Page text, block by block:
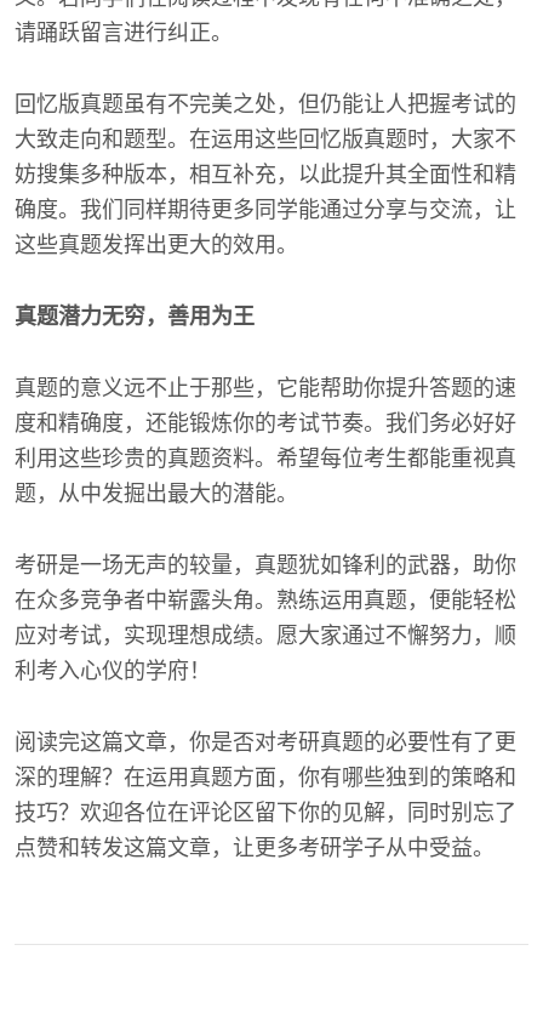
请踊跃留言进行纠正。
回忆版真题虽有不完美之处，但仍能让人把握考试的
大致走向和题型。在运用这些回忆版真题时，大家不
妨搜集多种版本，相互补充，以此提升其全面性和精
确度。我们同样期待更多同学能通过分享与交流，让
这些真题发挥出更大的效用。
真题潜力无穷，善用为王
真题的意义远不止于那些，它能帮助你提升答题的速
度和精确度，还能锻炼你的考试节奏。我们务必好好
利用这些珍贵的真题资料。希望每位考生都能重视真
题，从中发掘出最大的潜能。
考研是一场无声的较量，真题犹如锋利的武器，助你
在众多竞争者中崭露头角。熟练运用真题，便能轻松
应对考试，实现理想成绩。愿大家通过不懈努力，顺
利考入心仪的学府！
阅读完这篇文章，你是否对考研真题的必要性有了更
深的理解？在运用真题方面，你有哪些独到的策略和
技巧？欢迎各位在评论区留下你的见解，同时别忘了
点赞和转发这篇文章，让更多考研学子从中受益。